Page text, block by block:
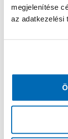
megjelenítése
az adatkezelési